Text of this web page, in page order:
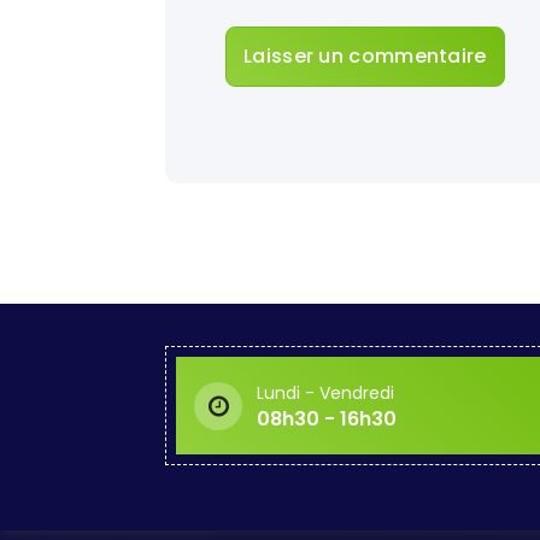
Lundi - Vendredi
08h30 - 16h30
Foret
ier
Non cl
assé